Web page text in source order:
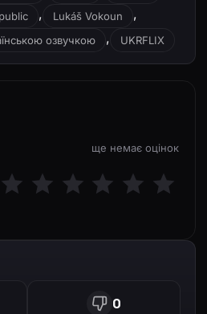
, Lukáš Vokoun ,
озвучкою , UKRFLIX
ще немає оцінок
0